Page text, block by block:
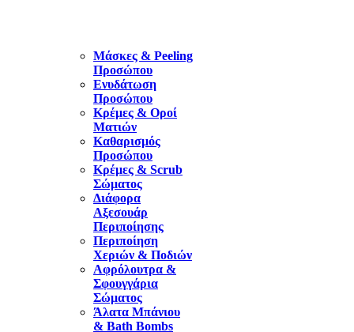
Μάσκες & Peeling
Προσώπου
Ενυδάτωση
Προσώπου
Κρέμες & Οροί
Ματιών
Καθαρισμός
Προσώπου
Κρέμες & Scrub
Σώματος
Διάφορα
Αξεσουάρ
Περιποίησης
Περιποίηση
Χεριών & Ποδιών
Αφρόλουτρα &
Σφουγγάρια
Σώματος
Άλατα Μπάνιου
& Bath Bombs